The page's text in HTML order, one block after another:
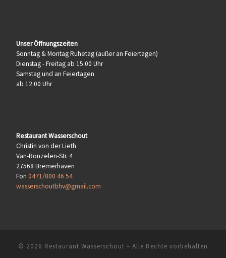
Unser Öffnungszeiten
Sonntag & Montag Ruhetag (außer an Feiertagen)
Dienstag - Freitag ab 15:00 Uhr
Samstag und an Feiertagen
ab 12:00 Uhr
Restaurant Wasserschout
Christin von der Lieth
Van-Ronzelen-Str. 4
27568 Bremerhaven
Fon 0471/800 46 54
wasserschoutbhv@gmail.com
© 2026 Restaurant Wasserschout – Alle Rechte vorbehalten